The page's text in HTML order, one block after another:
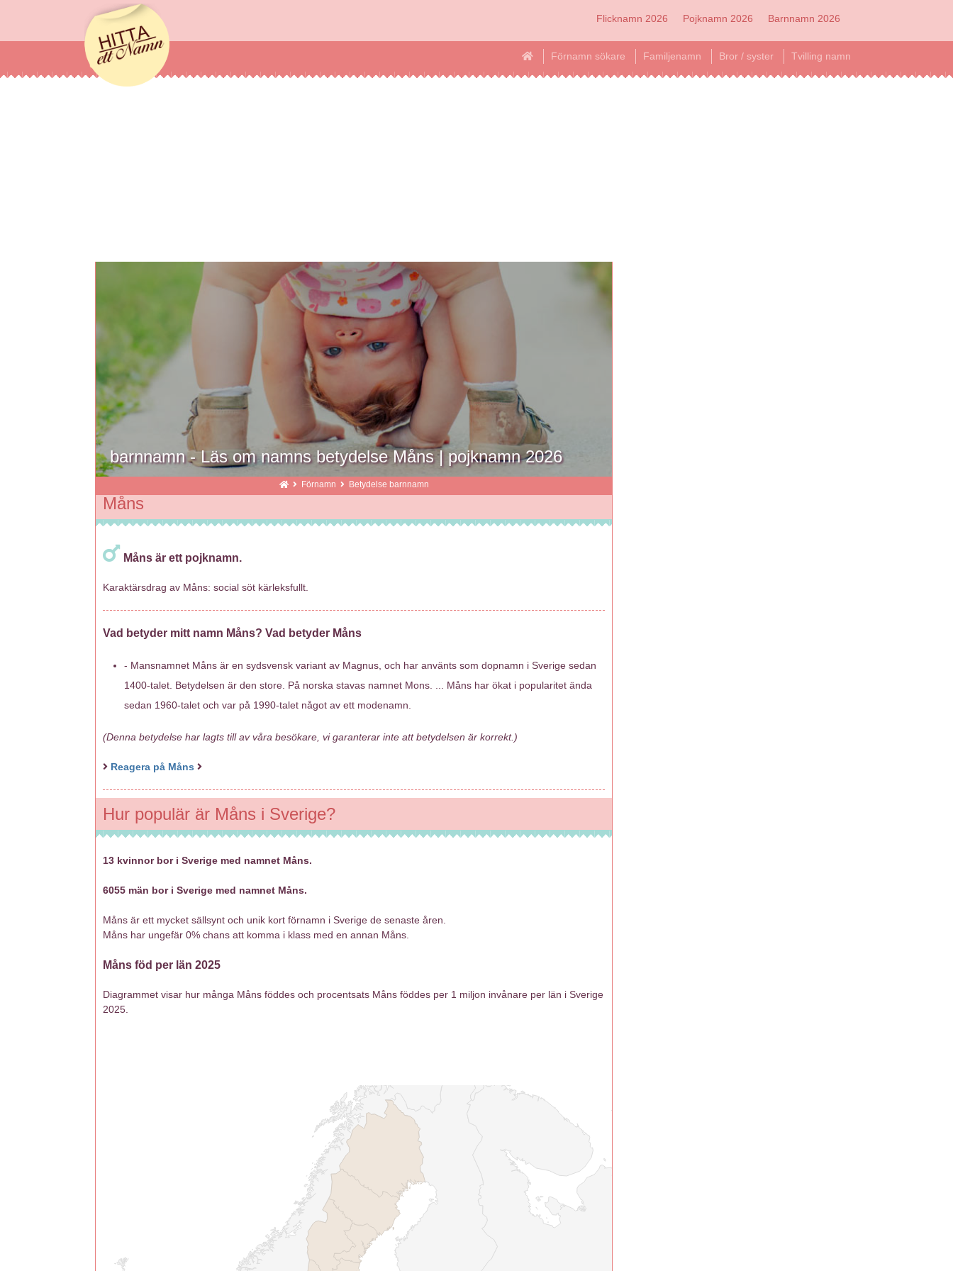
Flicknamn 2026 Pojknamn 2026 Barnnamn 2026
Förnamn sökare Familjenamn Bror / syster Tvilling namn
barnnamn - Läs om namns betydelse Måns | pojknamn 2026
Förnamn Betydelse barnnamn
Måns
Måns är ett pojknamn.
Karaktärsdrag av Måns: social söt kärleksfullt.
Vad betyder mitt namn Måns? Vad betyder Måns
- Mansnamnet Måns är en sydsvensk variant av Magnus, och har använts som dopnamn i Sverige sedan
1400-talet. Betydelsen är den store. På norska stavas namnet Mons. ... Måns har ökat i popularitet ända
sedan 1960-talet och var på 1990-talet något av ett modenamn.
(Denna betydelse har lagts till av våra besökare, vi garanterar inte att betydelsen är korrekt.)
Reagera på Måns
Hur populär är Måns i Sverige?
13 kvinnor bor i Sverige med namnet Måns.
6055 män bor i Sverige med namnet Måns.
Måns är ett mycket sällsynt och unik kort förnamn i Sverige de senaste åren.
Måns har ungefär 0% chans att komma i klass med en annan Måns.
Måns föd per län 2025
Diagrammet visar hur många Måns föddes och procentsats Måns föddes per 1 miljon invånare per län i Sverige
2025.